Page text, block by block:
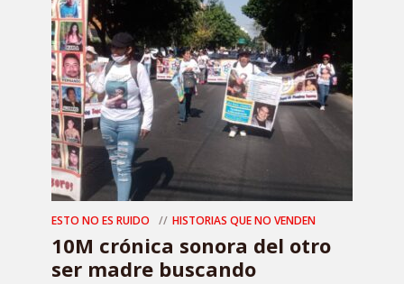
ESTO NO ES RUIDO HISTORIAS QUE NO VENDEN
10M crónica sonora del otro
ser madre buscando